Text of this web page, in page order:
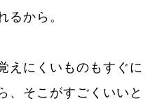
るから。
えにくいものもすぐに
、そこがすごくいいと